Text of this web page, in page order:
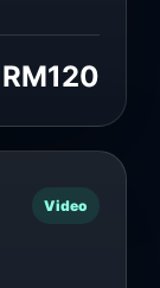
RM120
Video